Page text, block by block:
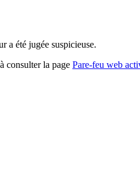
a été jugée suspicieuse.
consulter la page Pare-feu web